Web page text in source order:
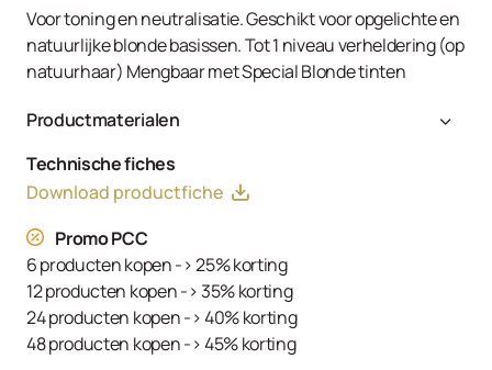
Voor toning en neutralisatie. Geschikt voor opgelichte en
natuurlijke blonde basissen. Tot 1 niveau verheldering (op
natuurhaar) Mengbaar met Special Blonde tinten
Productmaterialen
SE, Ammonium Hydroxide, Toluene-2,5-Diamine Sulfate,
Decyl Oleate, Sodium Cetearyl Sulfate, Resorcinol,
Tetrasodium EDTA, Parfum (Fragrance), Ethanolamine,
m-Aminophenol, Glycerin, 1,3-Bis-(2,4-Diaminophenoxy)
Propane HCl, Serine, PEG-12 Dimethicone, Ascorbic Acid,
Sodium Hydrosulfite, Carbomer, Sodium Sulfate,
Polyquaternium-2, Sodium Chloride, Linoleamidopropyl
PG-Dimonium Chloride Phosphate, Propylene Glycol
Technische fiches
Download productfiche
Promo PCC
6 producten kopen -> 25% korting
12 producten kopen -> 35% korting
24 producten kopen -> 40% korting
48 producten kopen -> 45% korting